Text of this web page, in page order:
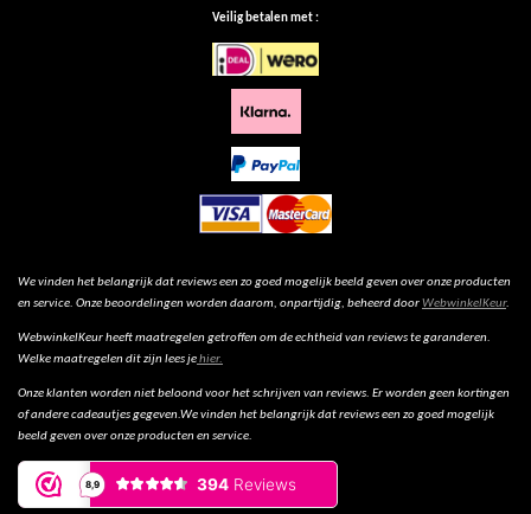
Veilig betalen met :
We vinden het belangrijk dat reviews een zo goed mogelijk beeld geven over onze producten
en service. Onze beoordelingen worden daarom, onpartijdig, beheerd doorWebwinkelKeur.
WebwinkelKeur heeft maatregelen getroffen om de echtheid van reviews te garanderen.
Welke maatregelen dit zijn lees jehier.
Onze klanten worden niet beloond voor het schrijven van reviews. Er worden geen kortingen
of andere cadeautjes gegeven.We vinden het belangrijk dat reviews een zo goed mogelijk
beeld geven over onze producten en service.